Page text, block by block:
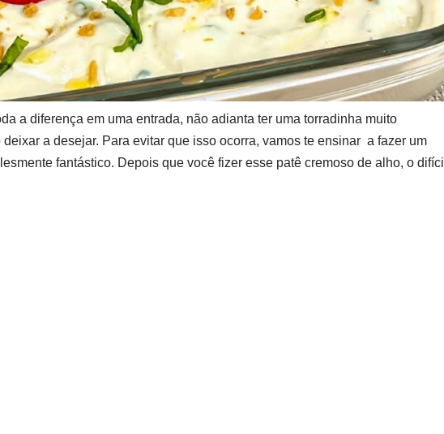
a diferença em uma entrada, não adianta ter uma torradinha muito
a desejar. Para evitar que isso ocorra, vamos te ensinar a fazer um
fantástico. Depois que você fizer esse patê cremoso de alho, o difícil